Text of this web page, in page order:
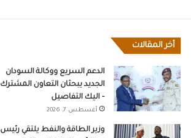
أخر المقالات
الدعم السريع ووكالة السودان
الجديد يبحثان التعاون المشترك
– اليك التفاصيل
أغسطس 7, 2026
وزير الطاقة والنفط يلتقي رئيس